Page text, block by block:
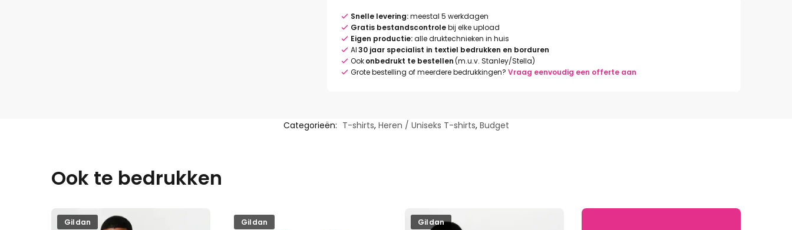
Snelle levering:meestal 5 werkdagen
Gratis bestandscontrolebij elke upload
Eigen productie:alle druktechnieken in huis
Al30 jaar specialist in textiel bedrukken en borduren
Ookonbedrukt te bestellen(m.u.v. Stanley/Stella)
Grote bestelling of meerdere bedrukkingen? Vraag eenvoudig een offerte aan
Categorieën: T-shirts, Heren / Uniseks T-shirts, Budget
Ook te bedrukken
Gildan Gildan Gildan